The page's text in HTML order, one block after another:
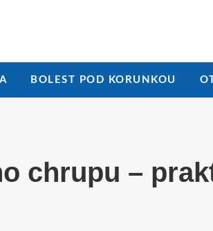
BOLEST POD KORUNKOU
chrupu –